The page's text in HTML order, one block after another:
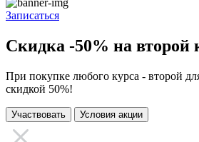
Записаться
Скидка -50% на второй
При покупке любого курса - второй
скидкой 50%!
Участвовать Условия акции